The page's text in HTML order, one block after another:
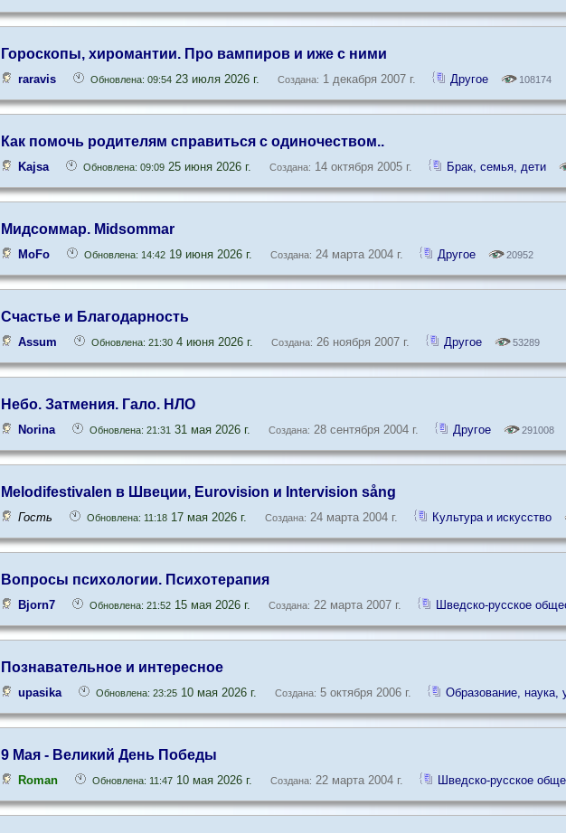
Гороскопы, хиромантии. Про вампиров и иже с ними
raravis Обновлена: 09:5423 июля 2026 г. Создана: 1 декабря 2007 г. Другое 108174
Как помочь родителям справиться с одиночеством..
Kajsa Обновлена: 09:0925 июня 2026 г. Создана: 14 октября 2005 г. Брак, семья, дети
Мидсоммар. Midsommar
MoFo Обновлена: 14:4219 июня 2026 г. Создана: 24 марта 2004 г. Другое 20952
Счастье и Благодарность
Assum Обновлена: 21:304 июня 2026 г. Создана: 26 ноября 2007 г. Другое 53289
Небо. Затмения. Гало. НЛО
Norina Обновлена: 21:3131 мая 2026 г. Создана: 28 сентября 2004 г. Другое 291008
Melodifestivalen в Швеции, Eurovision и Intervision sång
Гость Обновлена: 11:1817 мая 2026 г. Создана: 24 марта 2004 г. Культура и искусство
Вопросы психологии. Психотерапия
Bjorn7 Обновлена: 21:5215 мая 2026 г. Создана: 22 марта 2007 г. Шведско-русское
Познавательное и интересное
upasika Обновлена: 23:2510 мая 2026 г. Создана: 5 октября 2006 г. Образование, наука,
9 Мая - Великий День Победы
Roman Обновлена: 11:4710 мая 2026 г. Создана: 22 марта 2004 г. Шведско-русское